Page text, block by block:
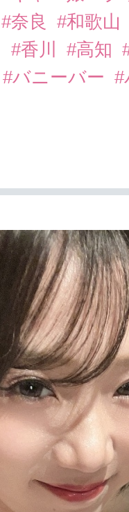
#奈良
#和歌山
#香川 #高知
#バニーバー #